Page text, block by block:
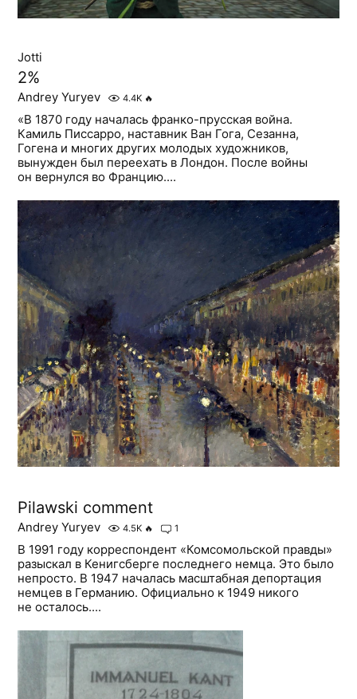
Jotti
2%
Andrey Yuryev 4.4K 🔥
«В 1870 году началась франко-прусская война.
Камиль Писсарро, наставник Ван Гога, Сезанна,
Гогена и многих других молодых художников,
вынужден был переехать в Лондон. После войны
он вернулся во Францию....
Pilawski comment
Andrey Yuryev 4.5K 🔥 1
В 1991 году корреспондент «Комсомольской правды»
разыскал в Кенигсберге последнего немца. Это было
непросто. В 1947 началась масштабная депортация
немцев в Германию. Официально к 1949 никого
не осталось....